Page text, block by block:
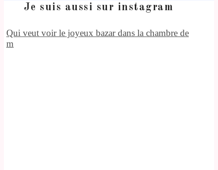
Je suis aussi sur instagram
Qui veut voir le joyeux bazar dans la chambre de
m